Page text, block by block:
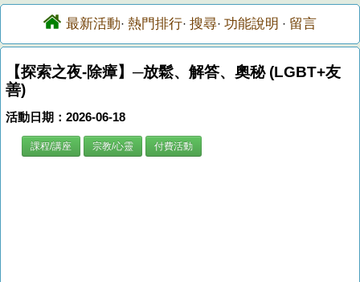
最新活動· 熱門排行· 搜尋· 功能說明 · 留言
【探索之夜-除瘴】─放鬆、解答、奧秘 (LGBT+友
善)
活動日期：2026-06-18
課程/講座 宗教/心靈 付費活動